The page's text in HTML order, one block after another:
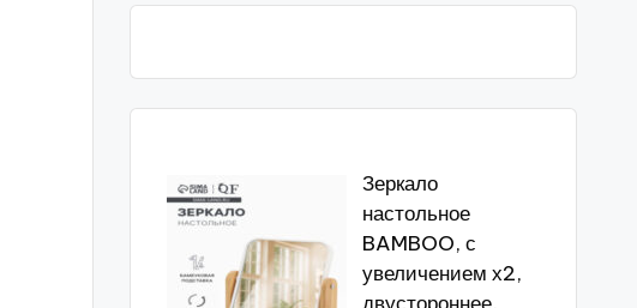
Зеркало
настольное
BAMBOO, с
увеличением х2,